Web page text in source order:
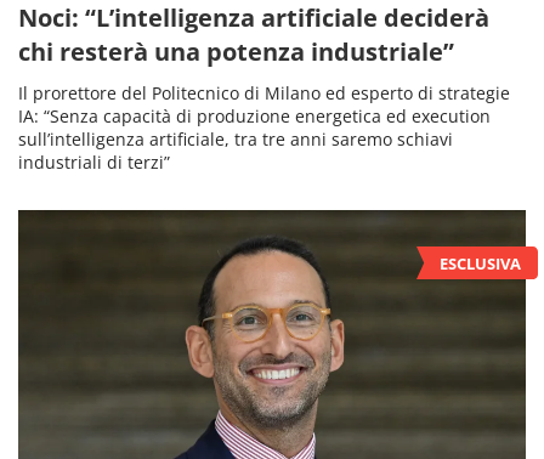
Noci: “L’intelligenza artificiale deciderà
chi resterà una potenza industriale”
Il prorettore del Politecnico di Milano ed esperto di strategie
IA: “Senza capacità di produzione energetica ed execution
sull’intelligenza artificiale, tra tre anni saremo schiavi
industriali di terzi”